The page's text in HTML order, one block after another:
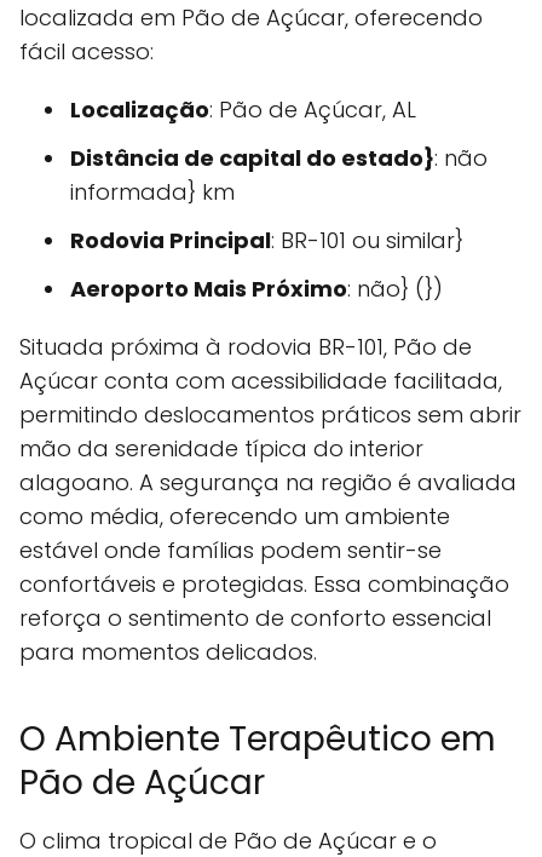
localizada em Pão de Açúcar, oferecendo
fácil acesso:
Localização: Pão de Açúcar, AL
Distância de capital do estado}: não
informada} km
Rodovia Principal: BR-101 ou similar}
Aeroporto Mais Próximo: não} (})
Situada próxima à rodovia BR-101, Pão de
Açúcar conta com acessibilidade facilitada,
permitindo deslocamentos práticos sem abrir
mão da serenidade típica do interior
alagoano. A segurança na região é avaliada
como média, oferecendo um ambiente
estável onde famílias podem sentir-se
confortáveis e protegidas. Essa combinação
reforça o sentimento de conforto essencial
para momentos delicados.
O Ambiente Terapêutico em
Pão de Açúcar
O clima tropical de Pão de Açúcar e o